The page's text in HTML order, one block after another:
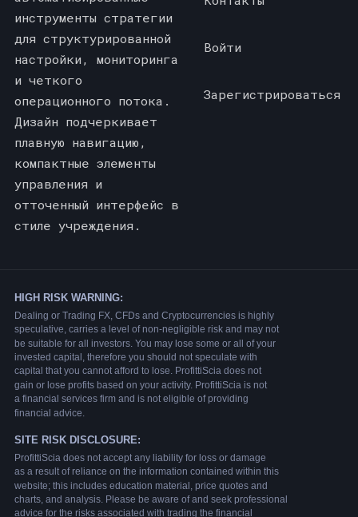
инструменты стратегии
для структурированной
настройки, мониторинга
и четкого
операционного потока.
Дизайн подчеркивает
плавную навигацию,
компактные элементы
управления и
отточенный интерфейс в
стиле учреждения.
Войти
Зарегистрироваться